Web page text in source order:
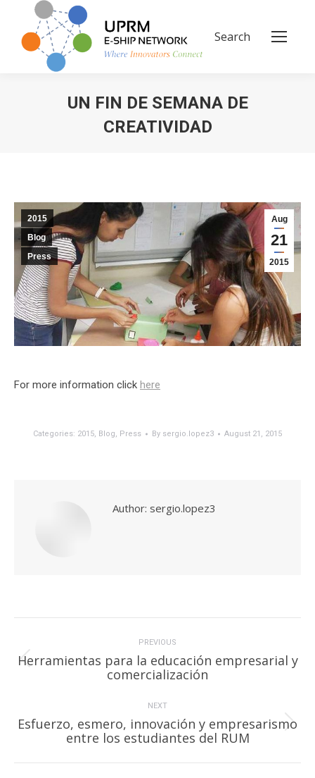
Search:
Search
UN FIN DE SEMANA DE
CREATIVIDAD
Aug
21
2015
2015
Blog
Press
For more information click here
Categories: 2015, Blog, Press By sergio.lopez3 August 21, 2015
Author: sergio.lopez3
PREVIOUS
Previous
post:
Herramientas para la educación empresarial y
comercialización
NEXT
Next
post:
Esfuerzo, esmero, innovación y empresarismo
entre los estudiantes del RUM